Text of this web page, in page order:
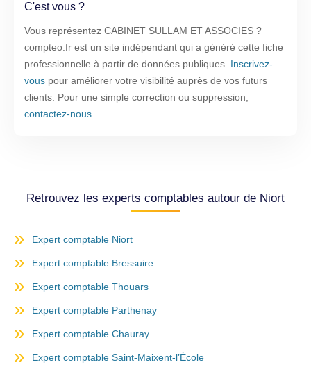
C'est vous ?
Vous représentez CABINET SULLAM ET ASSOCIES ?
compteo.fr est un site indépendant qui a généré cette fiche
professionnelle à partir de données publiques. Inscrivez-
vous pour améliorer votre visibilité auprès de vos futurs
clients. Pour une simple correction ou suppression,
contactez-nous
Retrouvez les experts comptables autour de Niort
Expert comptable Niort
Expert comptable Bressuire
Expert comptable Thouars
Expert comptable Parthenay
Expert comptable Chauray
Expert comptable Saint-Maixent-l’École